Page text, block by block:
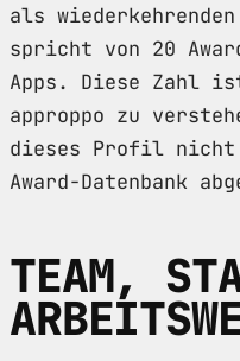
als
spricht von 20
Apps. Diese Zahl
approppo zu
dieses Profil nicht
Award-Datenbank
TEAM,